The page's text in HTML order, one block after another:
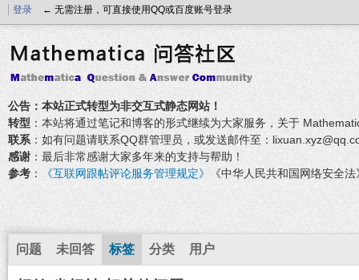
登录 ← 无需注册，可直接使用QQ或百度账号登录
公告：本站正式转型为非交互式静态网站！
转型 ：本站将通过笔记和博客的形式继续为大家服务，关于
联系 ：如有问题请联系QQ群管理员，或发送邮件至：
感谢 ：最后非常感谢大家多年来的支持与帮助！
参考 ： 《互联网跟帖评论服务管理规定》 《中华人民共和国网络安全
问题 未回答 标签 分类 用户